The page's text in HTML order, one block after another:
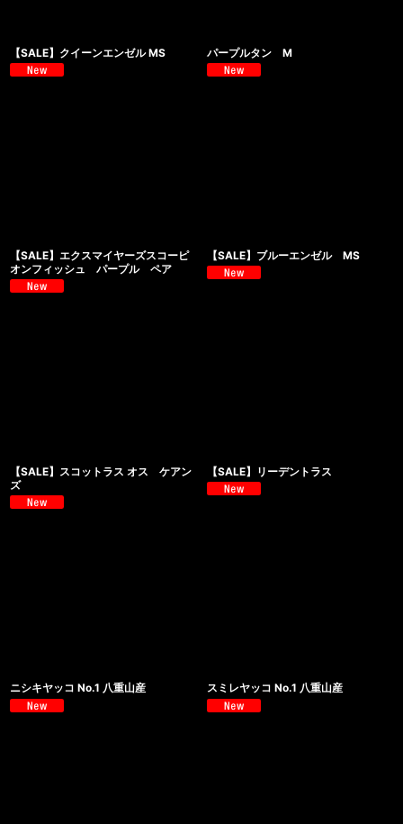
【SALE】クイーンエンゼル MS パープルタン M
【SALE】エクスマイヤーズスコーピ
オンフィッシュ パープル ペア
【SALE】ブルーエンゼル MS
【SALE】スコットラス オス ケアン
ズ
【SALE】リーデントラス
ニシキヤッコ No.1 八重山産 スミレヤッコ No.1 八重山産